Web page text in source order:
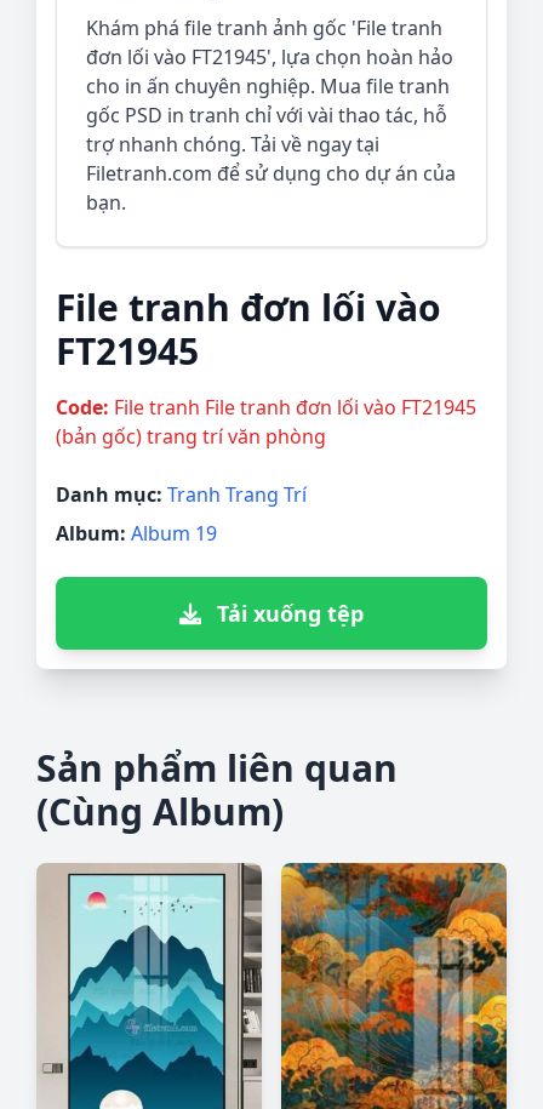
Khám phá file tranh ảnh gốc 'File tranh
đơn lối vào FT21945', lựa chọn hoàn hảo
cho in ấn chuyên nghiệp. Mua file tranh
gốc PSD in tranh chỉ với vài thao tác, hỗ
trợ nhanh chóng. Tải về ngay tại
Filetranh.com để sử dụng cho dự án của
bạn.
File tranh đơn lối vào
FT21945
Code: File tranh File tranh đơn lối vào FT21945
(bản gốc) trang trí văn phòng
Danh mục: Tranh Trang Trí
Album: Album 19
Tải xuống tệp
Sản phẩm liên quan
(Cùng Album)